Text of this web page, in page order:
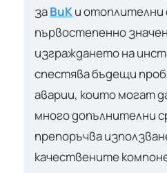
заВиКи
първостепенно
изграждането на
спестява бъдещи
аварии, които могат
много допълнителни
препоръчва
качествените